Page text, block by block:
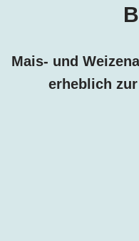
Mais- und
erheblich